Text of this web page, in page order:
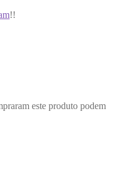
!!
este produto podem